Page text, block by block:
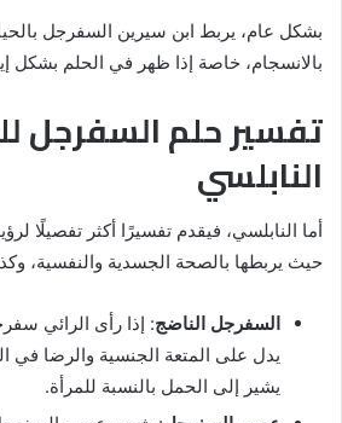
بشكل عام، يربط ابن سيرين السفرجل
بالانسجام، خاصة إذا ظهر في الحلم بشكل
تفسير حلم السفرجل
النابلسي
أما النابلسي، فيقدم تفسيرًا أكثر تفصيلًا
حيث يربطها بالصحة الجسدية والنفسية،
السفرجل الناضج: إذا رأى الرائي
يدل على المتعة الجنسية والرضا في
يشير إلى الحمل بالنسبة للمرأة.